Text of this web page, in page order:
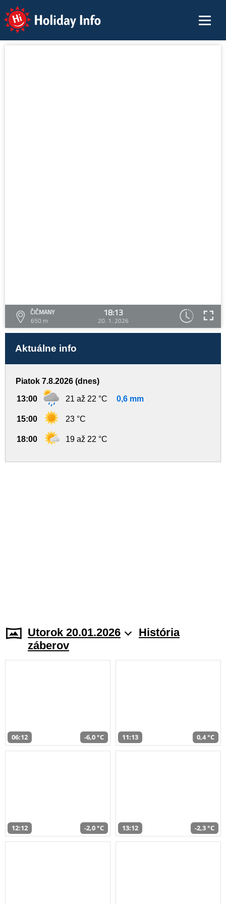
Holiday Info
ČIČMANY
650 m
18:13
20. 1. 2026
Aktuálne info
Piatok 7.8.2026 (dnes)
13:00 21 až 22 °C 0,6 mm
15:00 23 °C
18:00 19 až 22 °C
Utorok 20.01.2026
História
záberov
06:12 -6,0 °C 11:13 0,4 °C
12:12 -2,0 °C 13:12 -2,3 °C